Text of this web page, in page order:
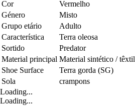
Cor
Vermelho
Género
Misto
Grupo etário
Adulto
Característica
Terra oleosa
Sortido
Predator
Material principal Material sintético / têxtil
Shoe Surface
Terra gorda (SG)
Sola
crampons
Loading...
Loading...